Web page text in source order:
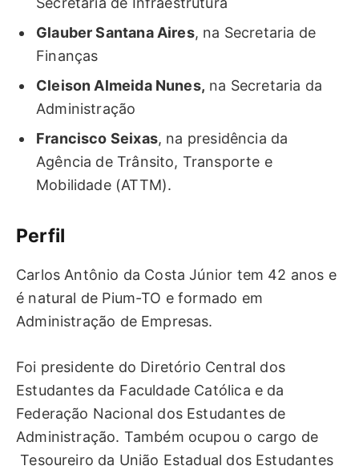
Glauber Santana Aires, na Secretaria de
Finanças
Cleison Almeida Nunes, na Secretaria da
Administração
Francisco Seixas, na presidência da
Agência de Trânsito, Transporte e
Mobilidade (ATTM).
Perfil
Carlos Antônio da Costa Júnior tem 42 anos e
é natural de Pium-TO e formado em
Administração de Empresas.
Foi presidente do Diretório Central dos
Estudantes da Faculdade Católica e da
Federação Nacional dos Estudantes de
Administração. Também ocupou o cargo de
Tesoureiro da União Estadual dos Estudantes